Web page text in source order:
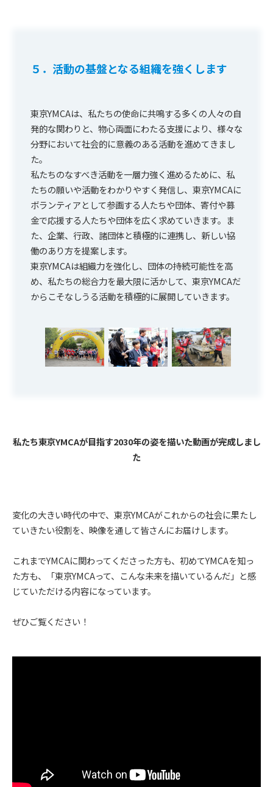
５．活動の基盤となる組織を強くします
東京YMCAは、私たちの使命に共鳴する多くの人々の自
発的な関わりと、物心両面にわたる支援により、様々な
分野において社会的に意義のある活動を進めてきまし
た。
私たちのなすべき活動を一層力強く進めるために、私
たちの願いや活動をわかりやすく発信し、東京YMCAに
ボランティアとして参画する人たちや団体、寄付や募
金で応援する人たちや団体を広く求めていきます。ま
た、企業、行政、諸団体と積極的に連携し、新しい協
働のあり方を提案します。
東京YMCAは組織力を強化し、団体の持続可能性を高
め、私たちの総合力を最大限に活かして、東京YMCAだ
からこそなしうる活動を積極的に展開していきます。
私たち東京YMCAが目指す2030年の姿を描いた動画が完成しまし
た
変化の大きい時代の中で、東京YMCAがこれからの社会に果たし
ていきたい役割を、映像を通して皆さんにお届けします。
これまでYMCAに関わってくださった方も、初めてYMCAを知っ
た方も、「東京YMCAって、こんな未来を描いているんだ」と感
じていただける内容になっています。
ぜひご覧ください！